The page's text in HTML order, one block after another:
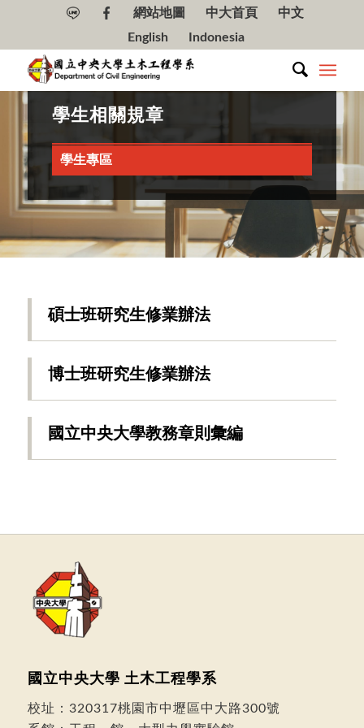
網站地圖 中大首頁
中文
English
Indonesia
學生相關規章
學生專區
碩士班研究生修業辦法
博士班研究生修業辦法
國立中央大學教務章則彙編
國立中央大學 土木工程學系
校址： 320317桃園市中壢區中大路300號